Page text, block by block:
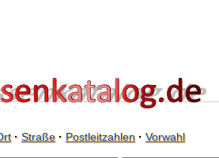
· Straße· Postleitzahlen· Vorwahl